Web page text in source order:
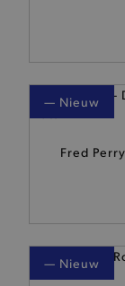
— Nieuw
Fred
— Nieuw